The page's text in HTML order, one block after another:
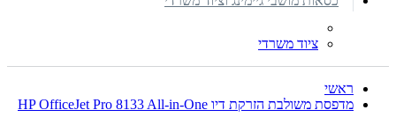
ציוד משרדי
ראשי
מדפסת משולבת הזרקת דיו HP OfficeJet Pro 8133 All-in-One